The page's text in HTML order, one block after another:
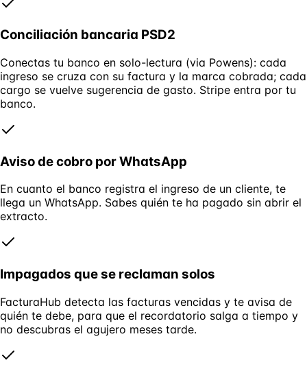
Conciliación bancaria PSD2
Conectas tu banco en solo-lectura (via Powens): cada
ingreso se cruza con su factura y la marca cobrada; cada
cargo se vuelve sugerencia de gasto. Stripe entra por tu
banco.
Aviso de cobro por WhatsApp
En cuanto el banco registra el ingreso de un cliente, te
llega un WhatsApp. Sabes quién te ha pagado sin abrir el
extracto.
Impagados que se reclaman solos
FacturaHub detecta las facturas vencidas y te avisa de
quién te debe, para que el recordatorio salga a tiempo y
no descubras el agujero meses tarde.